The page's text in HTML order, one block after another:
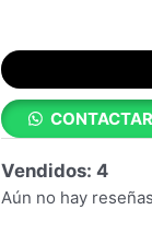
Vendidos: 4
Aún no hay reseñas